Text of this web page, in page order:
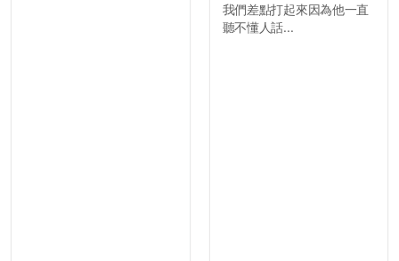
我們差點打起來因為他一直
聽不懂人話...